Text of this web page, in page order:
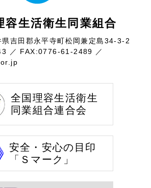
容生活衛生同業組合
吉田郡永平寺町松岡兼定島34-3-2
／ FAX:0776-61-2489 ／
全国理容生活衛生
同業組合連合会
安全・安心の目印
「Ｓマーク」